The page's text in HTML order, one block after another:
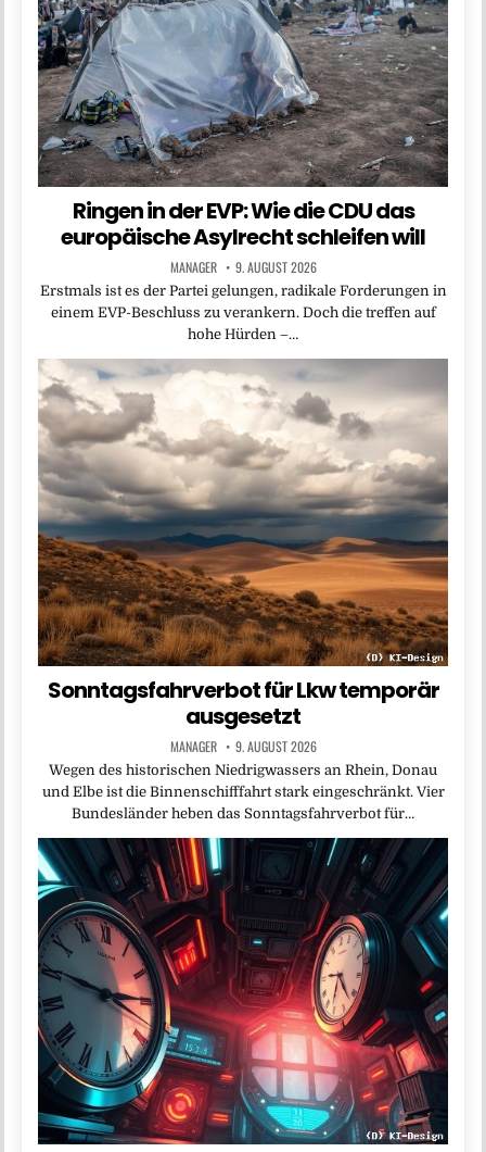
Ringen in der EVP: Wie die CDU das
europäische Asylrecht schleifen will
MANAGER 9. AUGUST 2026
Erstmals ist es der Partei gelungen, radikale Forderungen in
einem EVP-Beschluss zu verankern. Doch die treffen auf
hohe Hürden –…
Sonntagsfahrverbot für Lkw temporär
ausgesetzt
MANAGER 9. AUGUST 2026
Wegen des historischen Niedrigwassers an Rhein, Donau
und Elbe ist die Binnenschifffahrt stark eingeschränkt. Vier
Bundesländer heben das Sonntagsfahrverbot für…